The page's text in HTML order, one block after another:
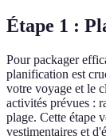
Étape 1 :
Pour packager
planification est
votre voyage et le
activités prévues :
plage. Cette étape
vestimentaires et